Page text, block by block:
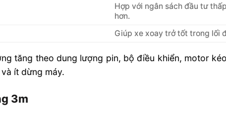
Hợp với ngân sách đầu tư
hơn.
Giúp xe xoay trở tốt trong lối
tăng theo dung lượng pin, bộ điều khiển, motor
ít dừng máy.
3m